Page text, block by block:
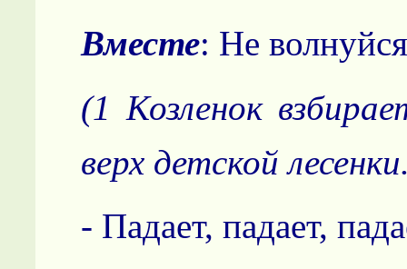
Вместе: Не
(1 Козленок
верх детской
- Падает, падает,